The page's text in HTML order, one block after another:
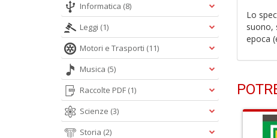
Lo
suono,
epoca
Informatica (8)
Leggi (1)
Motori e Trasporti (11)
Musica (5)
Raccolte PDF (1)
Scienze (3)
Storia (2)